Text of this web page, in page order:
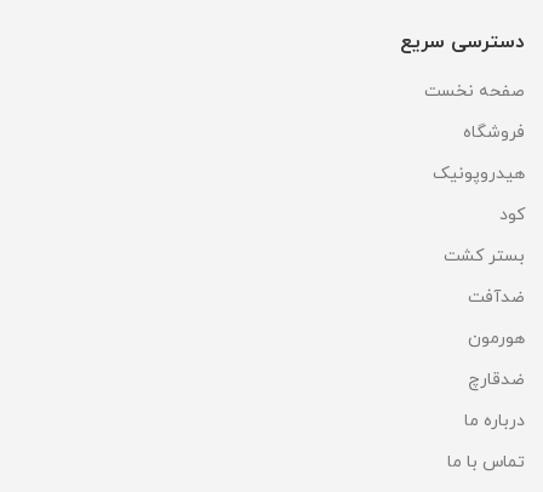
دسترسی سریع
صفحه نخست
فروشگاه
هیدروپونیک
کود
بستر کشت
ضدآفت
هورمون
ضدقارچ
درباره ما
تماس با ما